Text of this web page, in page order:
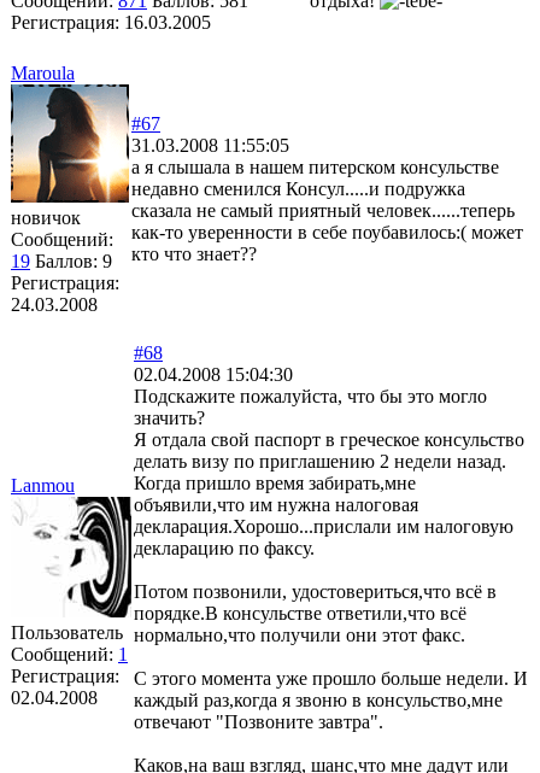
Регистрация: 16.03.2005
Maroula
новичок
Сообщений:
19 Баллов: 9
Регистрация:
24.03.2008
#67
31.03.2008 11:55:05
а я слышала в нашем питерском консульстве
недавно сменился Консул.....и подружка
сказала не самый приятный человек......теперь
как-то уверенности в себе поубавилось:( может
кто что знает??
Lanmou
Пользователь
Сообщений: 1
Регистрация:
02.04.2008
#68
02.04.2008 15:04:30
Подскажите пожалуйста, что бы это могло
значить?
Я отдала свой паспорт в греческое консульство
делать визу по приглашению 2 недели назад.
Когда пришло время забирать,мне
объявили,что им нужна налоговая
декларация.Хорошо...прислали им налоговую
декларацию по факсу.
Потом позвонили, удостовериться,что всё в
порядке.В консульстве ответили,что всё
нормально,что получили они этот факс.
С этого момента уже прошло больше недели. И
каждый раз,когда я звоню в консульство,мне
отвечают "Позвоните завтра".
Каков,на ваш взгляд, шанс,что мне дадут или